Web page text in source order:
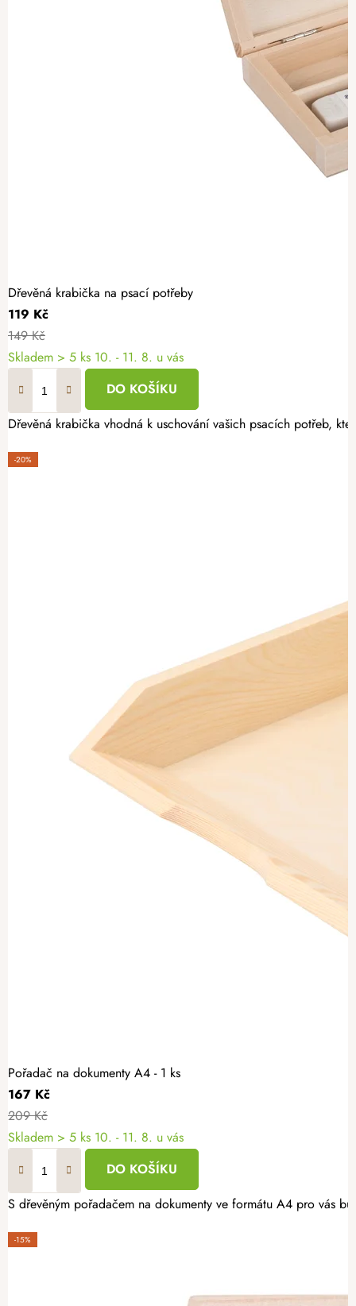
Dřevěná krabička na psací potřeby
119 Kč
149 Kč
Skladem > 5 ks 10. - 11. 8. u vás
DO KOŠÍKU
Dřevěná krabička vhodná k uschování vašich psacích potřeb,
-20%
Pořadač na dokumenty A4 - 1 ks
167 Kč
209 Kč
Skladem > 5 ks 10. - 11. 8. u vás
DO KOŠÍKU
S dřevěným pořadačem na dokumenty ve formátu A4 pro vás
-15%